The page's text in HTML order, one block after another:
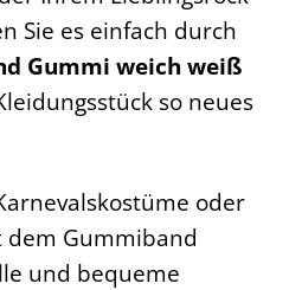
Sie es einfach durch
Gummi weich weiß
so neues
oder
dem Gummiband
und bequeme